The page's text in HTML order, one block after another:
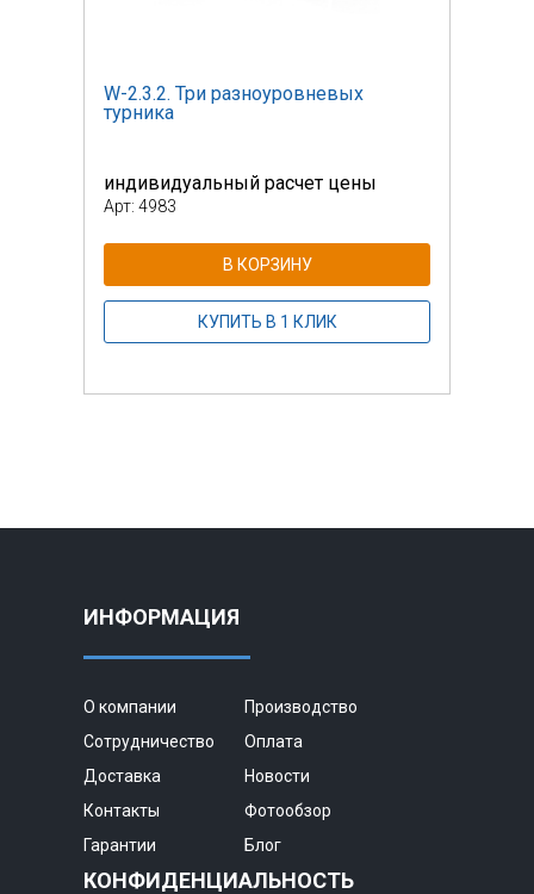
W-2.3.2. Три разноуровневых
турника
индивидуальный расчет цены
Арт: 4983
В КОРЗИНУ
КУПИТЬ В 1 КЛИК
ИНФОРМАЦИЯ
О компании
Производство
Сотрудничество
Оплата
Доставка
Новости
Контакты
Фотообзор
Гарантии
Блог
КОНФИДЕНЦИАЛЬНОСТЬ